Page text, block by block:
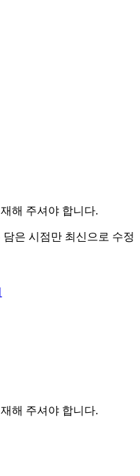
해 주셔야 합니다.
은 시점만 최신으로 수정
해 주셔야 합니다.